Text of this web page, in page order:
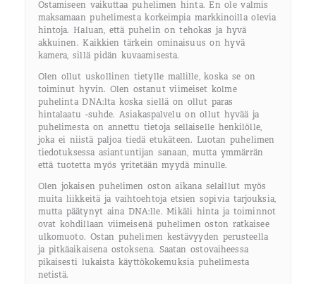
Ostamiseen vaikuttaa puhelimen hinta. En ole valmis
maksamaan puhelimesta korkeimpia markkinoilla olevia
hintoja. Haluan, että puhelin on tehokas ja hyvä
akkuinen. Kaikkien tärkein ominaisuus on hyvä
kamera, sillä pidän kuvaamisesta.
Olen ollut uskollinen tietylle mallille, koska se on
toiminut hyvin. Olen ostanut viimeiset kolme
puhelinta DNA:lta koska siellä on ollut paras
hintalaatu -suhde. Asiakaspalvelu on ollut hyvää ja
puhelimesta on annettu tietoja sellaiselle henkilölle,
joka ei niistä paljoa tiedä etukäteen. Luotan puhelimen
tiedotuksessa asiantuntijan sanaan, mutta ymmärrän
että tuotetta myös yritetään myydä minulle.
Olen jokaisen puhelimen oston aikana selaillut myös
muita liikkeitä ja vaihtoehtoja etsien sopivia tarjouksia,
mutta päätynyt aina DNA:lle. Mikäli hinta ja toiminnot
ovat kohdillaan viimeisenä puhelimen oston ratkaisee
ulkomuoto. Ostan puhelimen kestävyyden perusteella
ja pitkäaikaisena ostoksena. Saatan ostovaiheessa
pikaisesti lukaista käyttökokemuksia puhelimesta
netistä.